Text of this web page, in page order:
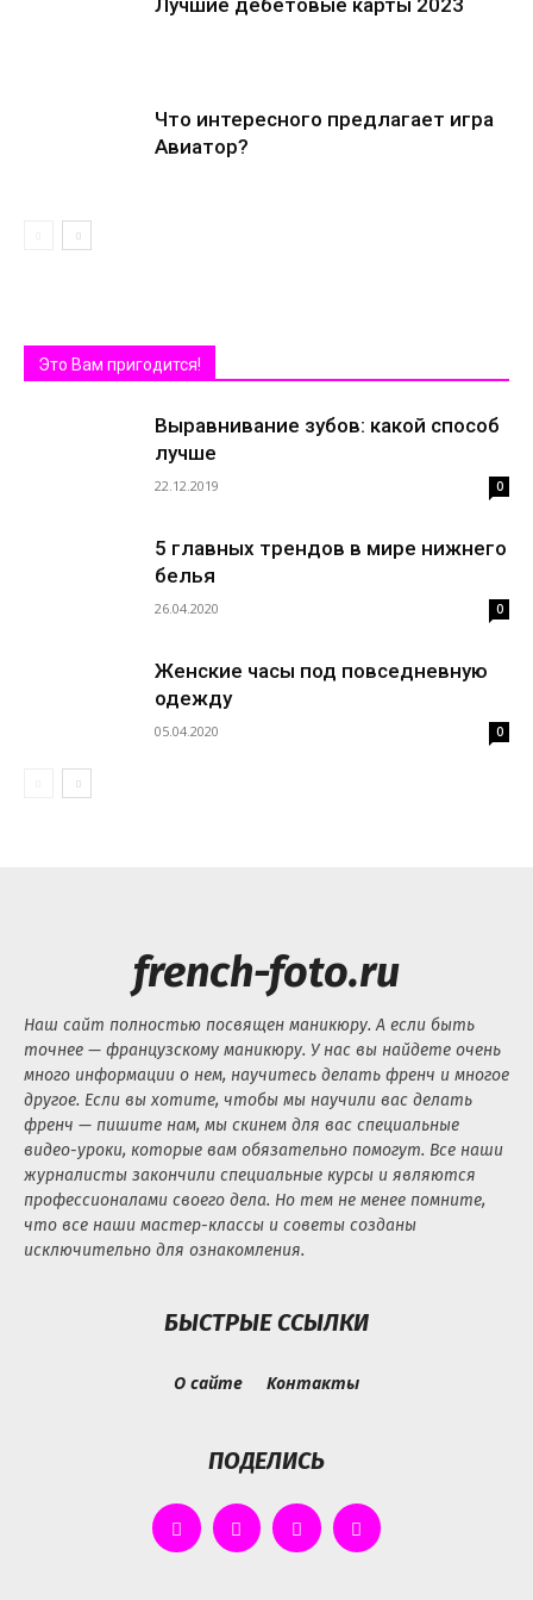
Лучшие дебетовые карты 2023
Что интересного предлагает игра
Авиатор?
Это Вам пригодится!
Выравнивание зубов: какой способ
лучше
22.12.2019 0
5 главных трендов в мире нижнего
белья
26.04.2020 0
Женские часы под повседневную
одежду
05.04.2020 0
french-foto.ru
Наш сайт полностью посвящен маникюру. А если быть
точнее — французскому маникюру. У нас вы найдете очень
много информации о нем, научитесь делать френч и многое
другое. Если вы хотите, чтобы мы научили вас делать
френч — пишите нам, мы скинем для вас специальные
видео-уроки, которые вам обязательно помогут. Все наши
журналисты закончили специальные курсы и являются
профессионалами своего дела. Но тем не менее помните,
что все наши мастер-классы и советы созданы
исключительно для ознакомления.
БЫСТРЫЕ ССЫЛКИ
О сайте Контакты
ПОДЕЛИСЬ